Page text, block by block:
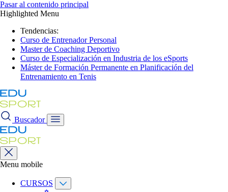
Pasar al contenido principal
Highlighted Menu
Tendencias:
Curso de Entrenador Personal
Master de Coaching Deportivo
Curso de Especialización en Industria de los eSports
Máster de Formación Permanente en Planificación del
Entrenamiento en Tenis
Buscador
Menu mobile
CURSOS